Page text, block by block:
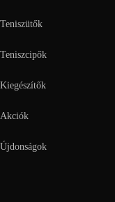
Teniszütők
Teniszcipők
Kiegészítők
Akciók
Újdonságok